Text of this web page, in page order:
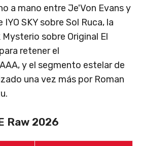
a mano entre Je'Von Evans y
SKY sobre Sol Ruca, la
sobre Original El
retener el
y el segmento estelar de
una vez más por Roman
Raw 2026